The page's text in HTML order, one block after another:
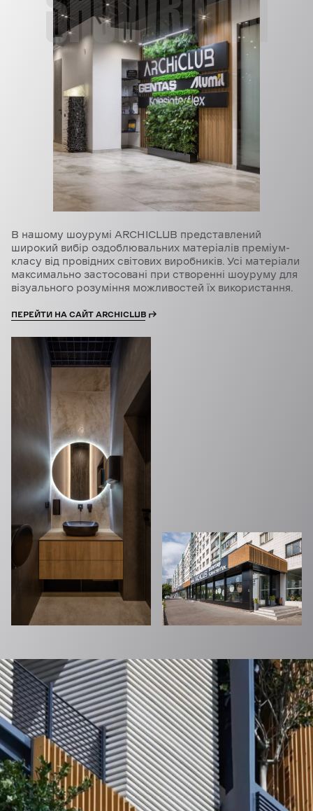
В нашому шоурумі ARCHICLUB представлений
широкий вибір оздоблювальних матеріалів преміум-
класу від провідних світових виробників. Усі матеріали
максимально застосовані при створенні шоуруму для
візуального розуміння можливостей їх використання.
ПЕРЕЙТИ НА САЙТ ARCHICLUB